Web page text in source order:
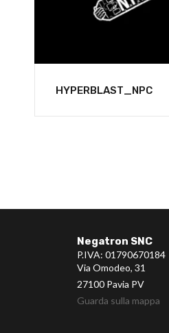
HYPERBLAST_NPC
Negatron SNC
P.IVA: 01790670184
Via Omodeo, 31
27100 Pavia PV
Guarda sulla mappa